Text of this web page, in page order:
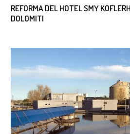
REFORMA DEL HOTEL SMY
DOLOMITI